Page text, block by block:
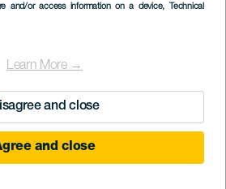
and/or access information on a device, Technical
Learn More →
and close
and close